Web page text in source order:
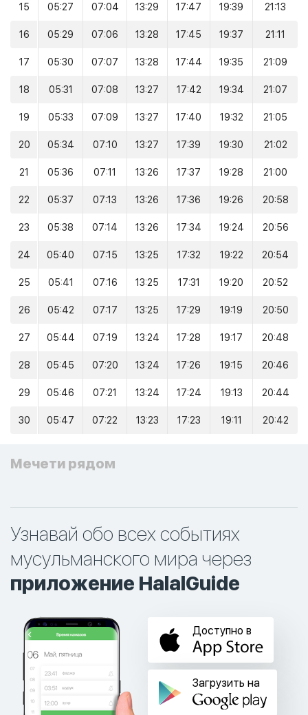
15 05:27 07:04 13:29 17:47 19:39 21:13
16 05:29 07:06 13:28 17:45 19:37 21:11
17 05:30 07:07 13:28 17:44 19:35 21:09
18 05:31 07:08 13:27 17:42 19:34 21:07
19 05:33 07:09 13:27 17:40 19:32 21:05
20 05:34 07:10 13:27 17:39 19:30 21:02
21 05:36 07:11 13:26 17:37 19:28 21:00
22 05:37 07:13 13:26 17:36 19:26 20:58
23 05:38 07:14 13:26 17:34 19:24 20:56
24 05:40 07:15 13:25 17:32 19:22 20:54
25 05:41 07:16 13:25 17:31 19:20 20:52
26 05:42 07:17 13:25 17:29 19:19 20:50
27 05:44 07:19 13:24 17:28 19:17 20:48
28 05:45 07:20 13:24 17:26 19:15 20:46
29 05:46 07:21 13:24 17:24 19:13 20:44
30 05:47 07:22 13:23 17:23 19:11 20:42
Мечети рядом
Узнавай обо всех событиях
мусульманского мира через
приложение HalalGuide
Доступно в
Загрузить на